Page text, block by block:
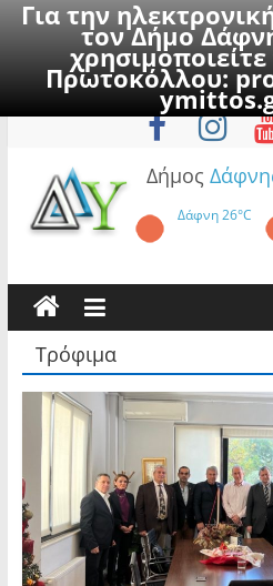
Για την
τον Δήμο
Πρωτοκόλλου:
to
Πέμπτη, 6
Δήμος
Δάφνη26°C
Τρόφιμα